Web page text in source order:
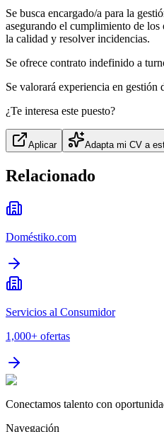
Se busca encargado/a para la
asegurando el cumplimiento de
la calidad y resolver incidencias.
Se ofrece contrato indefinido a
Se valorará experiencia en
¿Te interesa este puesto?
Aplicar Adapta mi CV a
Relacionado
Doméstiko.com
Servicios al Consumidor
1,000+ ofertas
Conectamos talento con
Navegación